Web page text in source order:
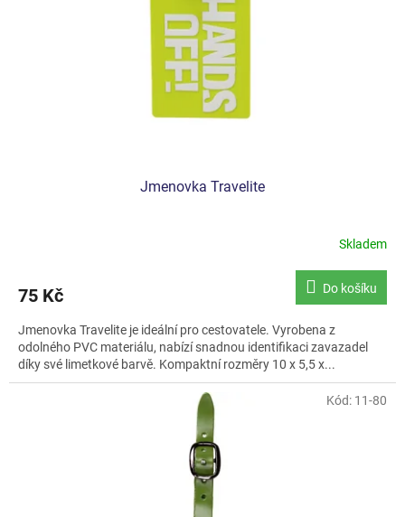
Jmenovka Travelite
Skladem
75 Kč Do košíku
Jmenovka Travelite je ideální pro cestovatele. Vyrobena z
odolného PVC materiálu, nabízí snadnou identifikaci zavazadel
díky své limetkové barvě. Kompaktní rozměry 10 x 5,5 x...
Kód: 11-80